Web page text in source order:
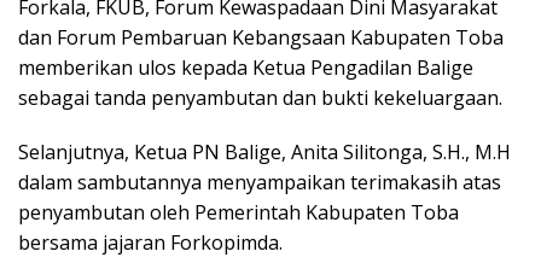
Forkala, FKUB, Forum Kewaspadaan Dini Masyarakat
dan Forum Pembaruan Kebangsaan Kabupaten Toba
memberikan ulos kepada Ketua Pengadilan Balige
sebagai tanda penyambutan dan bukti kekeluargaan.
Selanjutnya, Ketua PN Balige, Anita Silitonga, S.H., M.H
dalam sambutannya menyampaikan terimakasih atas
penyambutan oleh Pemerintah Kabupaten Toba
bersama jajaran Forkopimda.